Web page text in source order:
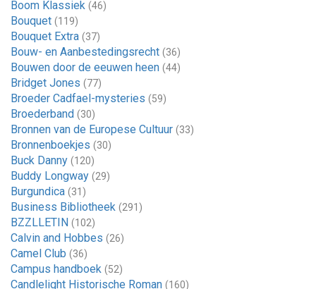
Boom Klassiek (46)
Bouquet (119)
Bouquet Extra (37)
Bouw- en Aanbestedingsrecht (36)
Bouwen door de eeuwen heen (44)
Bridget Jones (77)
Broeder Cadfael-mysteries (59)
Broederband (30)
Bronnen van de Europese Cultuur (33)
Bronnenboekjes (30)
Buck Danny (120)
Buddy Longway (29)
Burgundica (31)
Business Bibliotheek (291)
BZZLLETIN (102)
Calvin and Hobbes (26)
Camel Club (36)
Campus handboek (52)
Candlelight Historische Roman (160)